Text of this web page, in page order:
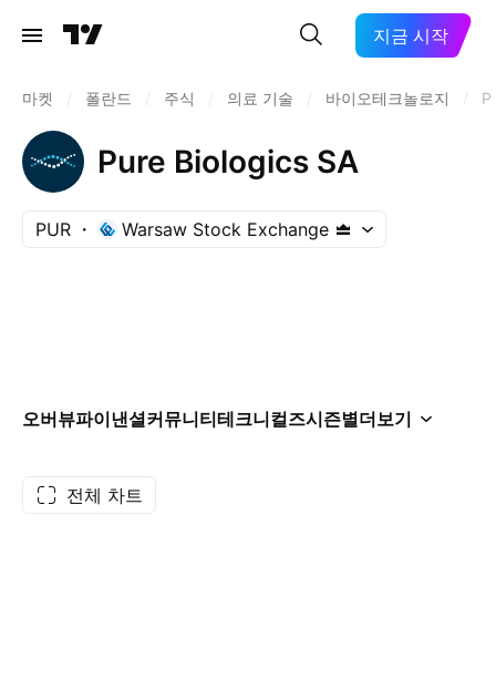
지금 시작
마켓 폴란드 주식 의료 기술 바이오테크놀로지
Pure Biologics SA
PUR Warsaw Stock Exchange
오버뷰파이낸셜커뮤니티테크니컬즈시즌별더보기
전체 차트